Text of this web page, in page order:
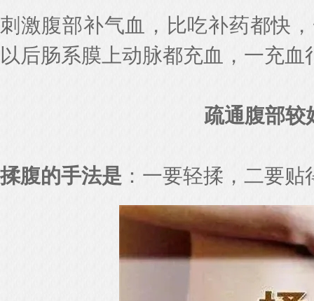
刺激腹部补气血，比吃补药都快
以后肠系膜上动脉都充血，一充血
疏通腹部较
揉腹的手法是 ：一要轻揉，二要